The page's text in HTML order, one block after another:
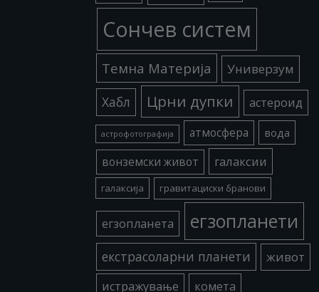
Сончев систем
Темна Материја Универзум
Хабл Црни дупки астероид
астрофотографија атмосфера вода
вонземски живот галаксии
галаксија гравитациски бранови
егзопланета егзопланети
екстрасоларни планети живот
истражување комета